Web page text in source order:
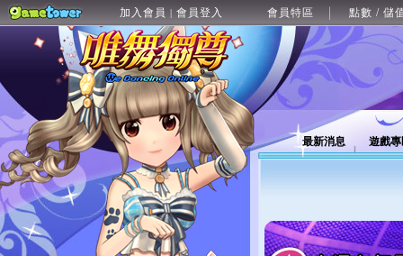
加入會員 | 會員登入 會員特區 點數 / 儲
最新消息 遊戲